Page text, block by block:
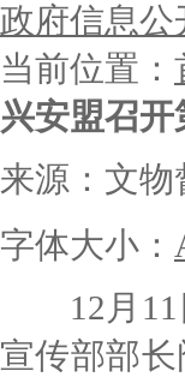
政府信息公
当前位置：
兴安盟召
来源：文物
字体大小：
1 2 月1 1
宣传部部